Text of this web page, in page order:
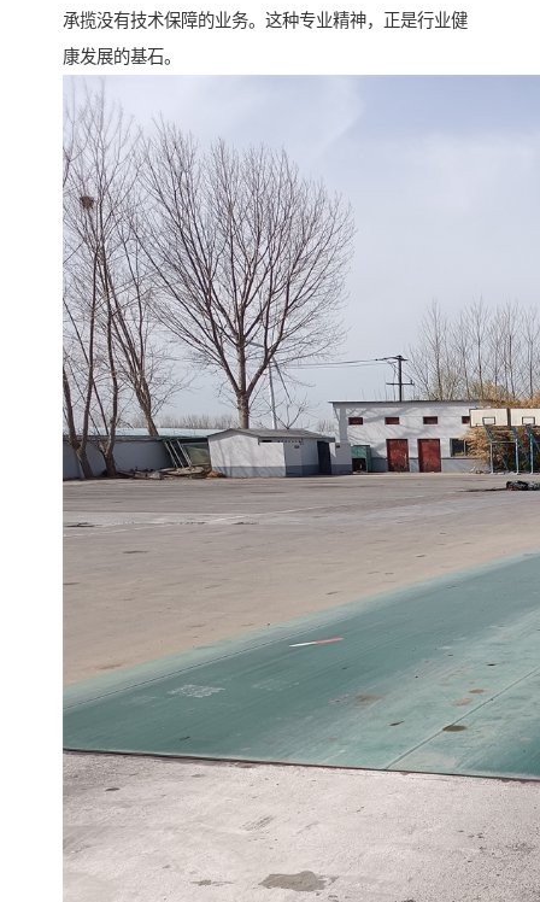
承揽没有技术保障的业务。这种专业精神，正是行业健
康发展的基石。